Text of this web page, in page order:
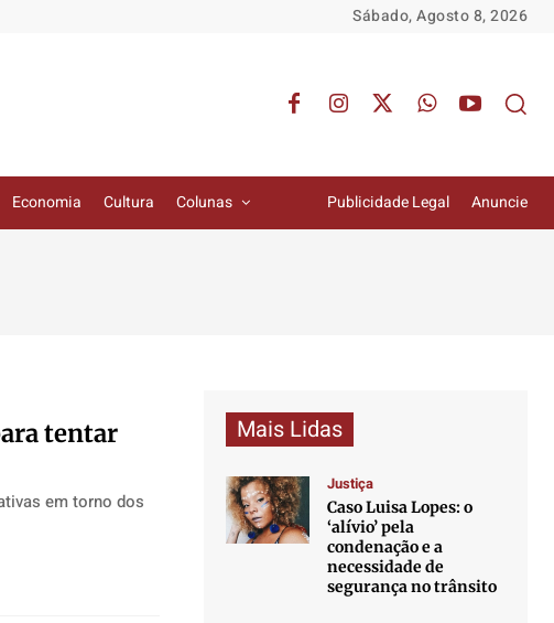
Sábado, Agosto 8, 2026
Economia Cultura Colunas Publicidade Legal Anuncie
tentar
em torno dos
Mais Lidas
Justiça
Caso Luisa Lopes: o
‘alívio’ pela
condenação e a
necessidade de
segurança no trânsito